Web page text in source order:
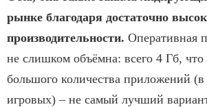
рынке благодаря достаточно
производительности. Оперативная
не слишком объёмна: всего 4 Гб,
большого количества приложений (в
игровых) – не самый лучший